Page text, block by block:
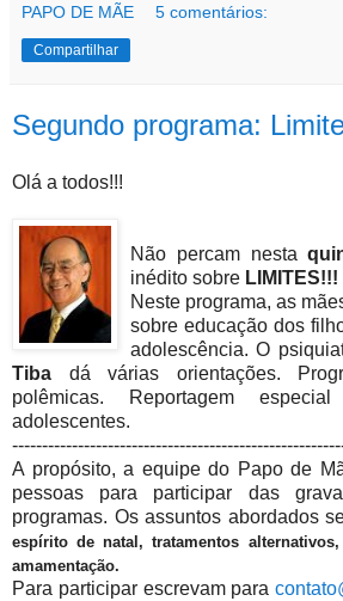
PAPO DE MÃE 5 comentários:
Compartilhar
Segundo programa:
Olá a todos!!!
Não percam nesta
inédito sobre LIMITES!!!
Neste programa, as
sobre educação dos
adolescência. O
Tiba dá várias orientações.
polêmicas. Reportagem
adolescentes.
A propósito, a equipe do Papo de
pessoas para participar das
programas. Os assuntos abordados
espírito de natal, tratamentos alternativos,
amamentação.
Para participar escrevam para